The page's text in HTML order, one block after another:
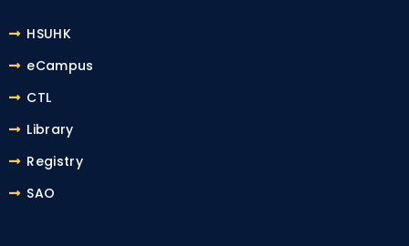
HSUHK
eCampus
CTL
Library
Registry
SAO